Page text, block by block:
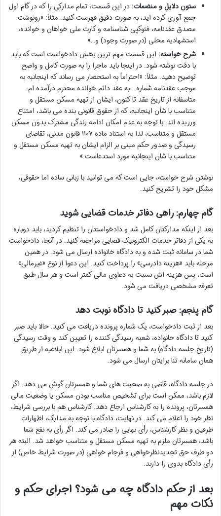
ستون دلایل و منضمات: در این قسمت، تمام مدارکی را که در گام اول
جمع آوری کرده اید، به صورت دقیق فهرست کنید. مثلاً: «رونوشت
مصدق عقدنامه، فتوکپی شناسنامه و کارت ملی خواهان و خوانده،
استشهادیه محلی (در صورت وجود) و…»
شرح خواسته: این قسمت مهم ترین بخش دادخواست است که باید
با دقت نوشته شود. در اینجا باید ماجرا را به صورت کامل و واضح
توضیح دهید. مثلاً: «احتراماً به استحضار می رساند که اینجانبه به
موجب عقدنامه شماره… به عقد دائم خوانده محترم درآمده ام.
متاسفانه از تاریخ عقد تا کنون، ایشان از تهیه مسکن مستقل و
متناسب با شأن اینجانبه، که از حقوق قانونی بنده می باشد، امتناع
ورزیده اند. با توجه به عدم امکان ادامه زندگی مشترک بدون مسکن
مستقل و متناسب، لذا به استناد ماده ۱۱۰۷ قانون مدنی، تقاضای
رسیدگی و صدور حکم مبنی بر الزام ایشان به تهیه مسکن مستقل و
متناسب با شان اینجانبه مورد استدعاست.»
نوشتن شرح خواسته، جایی است که می توانید با زبانی ساده اما حقوقی،
مشکل خود را تشریح کنید.
گام چهارم: راهی دفاتر خدمات قضایی شوید
بعد از اینکه مدارکتان کامل شد و دادخواستتان را تنظیم کردید، باید دوباره
به یکی از دفاتر خدمات الکترونیک قضایی مراجعه کنید. در آنجا، دادخواست
شما در سامانه ثبت شده و به دادگاه خانواده ارسال می شود. در همین
مرحله باید «هزینه دادرسی» را پرداخت کنید. این دعوا از نوع «غیرمالی»
است، پس هزینه اش نسبت به دعاوی مالی کمتر است و هر سال طبق
تعرفه مشخصی دریافت می شود.
گام پنجم: صبر کنید تا دادگاه نوبت دهد
بعد از ثبت دادخواست، یک شماره پرونده دریافت می کنید. حالا باید صبر
کنید تا دادگاه خانواده، شعبه رسیدگی کننده را تعیین کند و وقت رسیدگی
(تاریخ جلسه دادگاه) به شما و همسرتان ابلاغ شود. این ابلاغیه از طریق
همان سامانه ثنا برایتان ارسال می شود.
در جلسه دادگاه، قاضی به صحبت های شما و همسرتان گوش می دهد. اگر
لازم باشد، ممکن است برای تشخیص مناسب بودن مسکن یا وضعیت مالی
همسرتان، پرونده را به کارشناس ارجاع دهد. کارشناس هم با بررسی شرایط،
نظر خود را اعلام می کند. در نهایت، دادگاه با توجه به مدارک، اظهارات
طرفین و نظر کارشناس، رأی نهایی را صادر می کند. اگر رأی به نفع شما
باشد، همسرتان ملزم به تهیه مسکن مستقل و متناسب خواهد شد. البته هر
دو طرف حق تجدیدنظرخواهی و فرجام خواهی (در صورت شرایط خاص) از
رأی دادگاه بدوی را دارند.
بعد از حکم دادگاه چه می شود؟ اجرای حکم و
نکات مهم